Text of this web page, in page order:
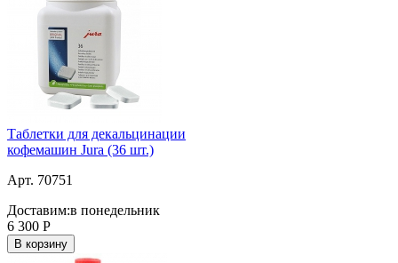
Таблетки для декальцинации
кофемашин Jura (36 шт.)
Арт. 70751
Доставим:в понедельник
6 300 Р
В корзину